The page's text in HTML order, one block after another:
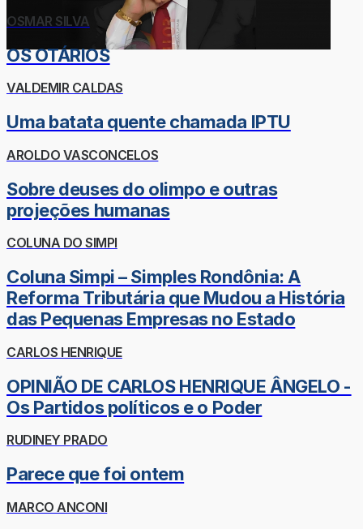
OSMAR SILVA
OS OTÁRIOS
VALDEMIR CALDAS
Uma batata quente chamada IPTU
AROLDO VASCONCELOS
Sobre deuses do olimpo e outras
projeções humanas
COLUNA DO SIMPI
Coluna Simpi – Simples Rondônia: A
Reforma Tributária que Mudou a História
das Pequenas Empresas no Estado
CARLOS HENRIQUE
OPINIÃO DE CARLOS HENRIQUE ÂNGELO -
Os Partidos políticos e o Poder
RUDINEY PRADO
Parece que foi ontem
MARCO ANCONI